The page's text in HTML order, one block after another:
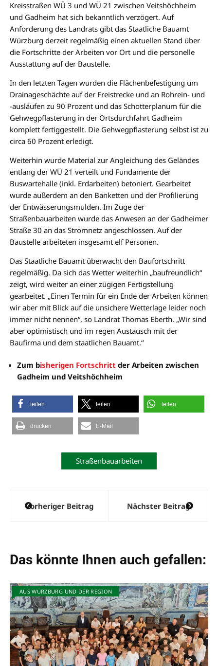
Kreisstraßen WÜ 3 und WÜ 21 zwischen Veitshöchheim
und Gadheim hat sich bekanntlich verzögert. Auf
Anforderung des Landrats gibt das Staatliche Bauamt
Würzburg derzeit regelmäßig einen aktuellen Stand über
die Fortschritte der Arbeiten vor Ort und die personelle
Ausstattung auf der Baustelle.
In den letzten Tagen wurden die Flächenbefestigung um
Drainageschächte auf der Freistrecke und an Rohrein- und
-ausläufen zu 90 Prozent und das Schotterplanum für die
Gehwegpflasterung in der Ortsdurchfahrt Gadheim
komplett fertiggestellt. Die Gehwegpflasterung selbst ist zu
circa 60 Prozent erledigt.
Weiterhin wurde Material zur Angleichung des Geländes
entlang der WÜ 21 verteilt und Fundamente der
Buswartehalle (inkl. Erdarbeiten) betoniert. Gearbeitet
wurde außerdem an den Banketten und der Profilierung
der Entwässerungsmulden. Im Zuge der
Straßenbauarbeiten wurde das Anwesen an der Gadheimer
Straße 30 an das Stromnetz angeschlossen. Auf der
Baustelle arbeiteten insgesamt elf Personen.
Das Staatliche Bauamt überwacht den Baufortschritt
regelmäßig. Da sich das Wetter weiterhin „baufreundlich“
zeigt, wird weiter an einer zügigen Fertigstellung
gearbeitet. „Einen Termin für ein Ende der Arbeiten können
wir aber mit Blick auf die unsichere Wetterlage leider noch
immer nicht nennen“, so Landrat Thomas Eberth. „Wir sind
aber optimistisch und im regen Austausch mit der
Baufirma und dem staatlichen Bauamt.“
Zum bisherigen Fortschritt der Arbeiten zwischen
Gadheim und Veitshöchheim
teilen teilen teilen
drucken E-Mail
Straßenbauarbeiten
Beitragsnavigation
Vorheriger Beitrag Nächster Beitrag
Das könnte Ihnen auch gefallen:
AUS WÜRZBURG UND DER REGION